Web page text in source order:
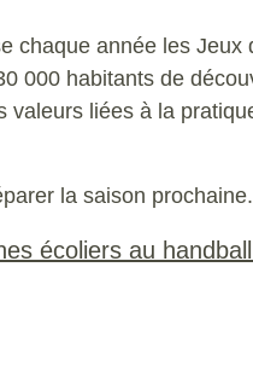
chaque année les Jeux
000 habitants de
valeurs liées à la
la saison prochaine.
écoliers au